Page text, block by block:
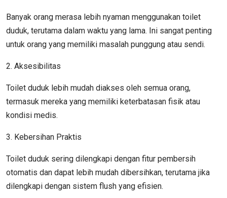
Banyak orang merasa lebih nyaman menggunakan toilet
duduk, terutama dalam waktu yang lama. Ini sangat penting
untuk orang yang memiliki masalah punggung atau sendi.
2. Aksesibilitas
Toilet duduk lebih mudah diakses oleh semua orang,
termasuk mereka yang memiliki keterbatasan fisik atau
kondisi medis.
3. Kebersihan Praktis
Toilet duduk sering dilengkapi dengan fitur pembersih
otomatis dan dapat lebih mudah dibersihkan, terutama jika
dilengkapi dengan sistem flush yang efisien.